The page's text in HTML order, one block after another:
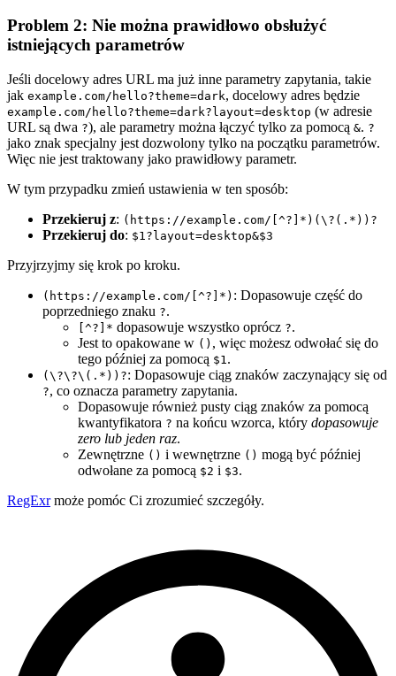
Problem 2: Nie można prawidłowo obsłużyć
istniejących parametrów
Jeśli docelowy adres URL ma już inne parametry zapytania, takie
jak example.com/hello?theme=dark, docelowy adres będzie
example.com/hello?theme=dark?layout=desktop (w adresie
URL są dwa ?), ale parametry można łączyć tylko za pomocą &. ?
jako znak specjalny jest dozwolony tylko na początku parametrów.
Więc nie jest traktowany jako prawidłowy parametr.
W tym przypadku zmień ustawienia w ten sposób:
Przekieruj z: (https://example.com/[^?]*)(\?(.*))?
Przekieruj do: $1?layout=desktop&$3
Przyjrzyjmy się krok po kroku.
(https://example.com/[^?]*) : Dopasowuje część do
poprzedniego znaku ?.
[^?]* dopasowuje wszystko oprócz ?.
Jest to opakowane w () , więc możesz odwołać się do
tego później za pomocą $1 .
(\?\?\(.*))?: Dopasowuje ciąg znaków zaczynający się od
?, co oznacza parametry zapytania.
Dopasowuje również pusty ciąg znaków za pomocą
kwantyfikatora ? na końcu wzorca, który dopasowuje
zero lub jeden raz.
Zewnętrzne () i wewnętrzne () mogą być później
odwołane za pomocą $2 i $3.
RegExrmoże pomóc Ci zrozumieć szczegóły.